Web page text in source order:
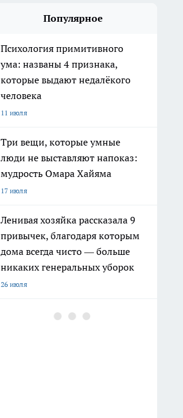
Популярное
Психология примитивного
ума: названы 4 признака,
которые выдают недалёкого
человека
11 июля
Три вещи, которые умные
люди не выставляют напоказ:
мудрость Омара Хайяма
17 июля
Ленивая хозяйка рассказала 9
привычек, благодаря которым
дома всегда чисто — больше
никаких генеральных уборок
26 июля